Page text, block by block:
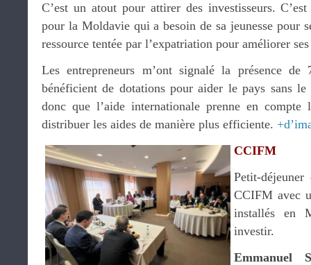
C’est un atout pour attirer des investisseurs.
pour la Moldavie qui a besoin de sa jeunesse pour
ressource tentée par l’expatriation pour améliorer
Les entrepreneurs m’ont signalé la présence
bénéficient de dotations pour aider le pays sans
donc que l’aide internationale prenne en compte
distribuer les aides de manière plus efficiente.
CCIFM
Petit-
CCIFM avec
installés en
investir.
Emmanuel